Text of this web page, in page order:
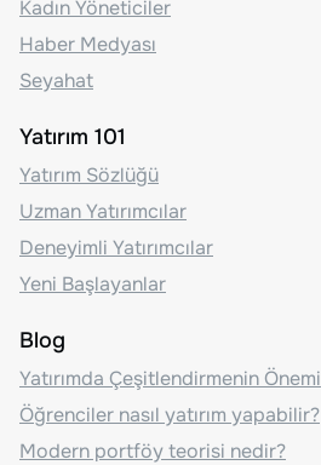
Kadın Yöneticiler
Haber Medyası
Seyahat
Yatırım 101
Yatırım Sözlüğü
Uzman Yatırımcılar
Deneyimli Yatırımcılar
Yeni Başlayanlar
Blog
Yatırımda Çeşitlendirmenin Önemi
Öğrenciler nasıl yatırım yapabilir?
Modern portföy teorisi nedir?